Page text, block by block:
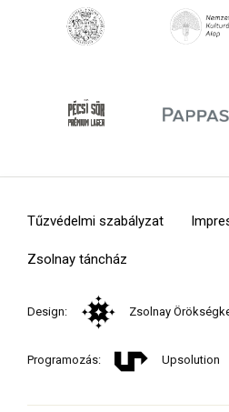
Tűzvédelmi szabályzat
Zsolnay táncház
Design: Zsolnay
Programozás: Upsolution